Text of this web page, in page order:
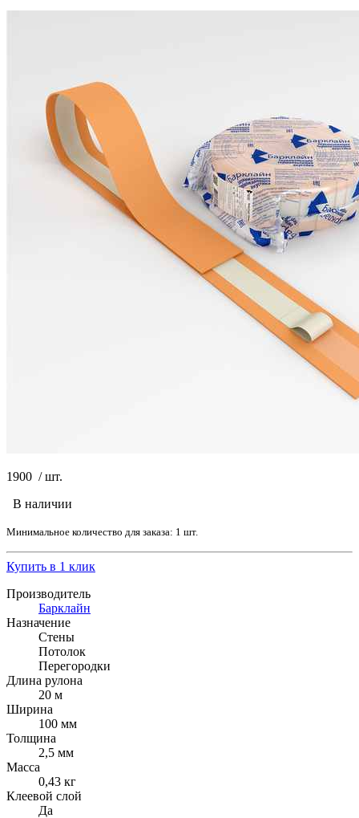
1900 /шт.
В наличии
Минимальное количество для заказа: 1 шт.
Купить в 1 клик
Производитель
Барклайн
Назначение
Стены
Потолок
Перегородки
Длина рулона
20 м
Ширина
100 мм
Толщина
2,5 мм
Масса
0,43 кг
Клеевой слой
Да